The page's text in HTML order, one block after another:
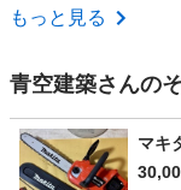
埼玉 さいたま市
もっと見る
青空建築さんの
マキ